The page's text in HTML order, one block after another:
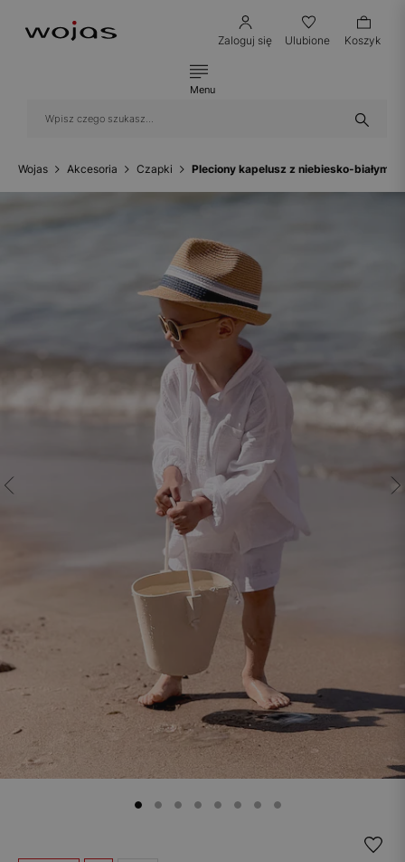
Zaloguj się Ulubione Koszyk
Menu
Wojas Akcesoria Czapki Pleciony kapelusz z niebiesko-białymi